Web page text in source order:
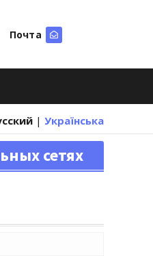
Почта
| Українська
сетях